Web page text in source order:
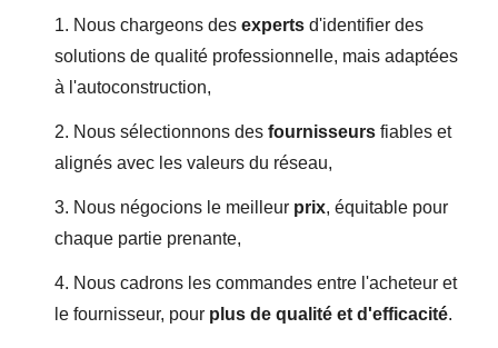
1. Nous chargeons desexperts d'identifier des
solutions de qualité professionnelle, mais adaptées
à l'autoconstruction,
2. Nous sélectionnonsdesfournisseurs fiables et
alignés avec lesvaleurs du réseau,
3. Nous négocions le meilleur prix, équitable pour
chaque partie prenante,
4. Nous cadrons les commandes entre l'acheteur et
le fournisseur, pour plus de qualité et d'efficacité.